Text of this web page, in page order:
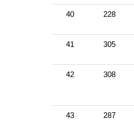
40 228
41 305
42 308
43 287